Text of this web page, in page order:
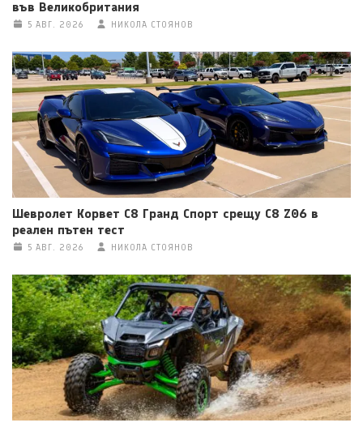
във Великобритания
5 АВГ. 2026 НИКОЛА СТОЯНОВ
Шевролет Корвет C8 Гранд Спорт срещу C8 Z06 в
реален пътен тест
5 АВГ. 2026 НИКОЛА СТОЯНОВ